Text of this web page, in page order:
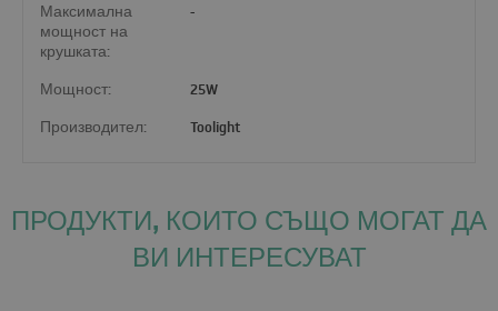
Максимална
мощност на
крушката:
-
Мощност:
25W
Производител:
Toolight
ПРОДУКТИ, КОИТО СЪЩО МОГАТ ДА
ВИ ИНТЕРЕСУВАТ